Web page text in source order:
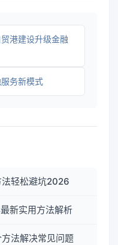
港建设升级金融
务新模式
轻松避坑2026
新实用方法解析
法解决常见问题